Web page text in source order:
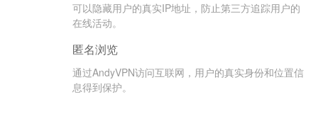
可以隐藏用户的真实IP地址，防止第三方追踪用户的
在线活动。
匿名浏览
通过AndyVPN访问互联网，用户的真实身份和位置信
息得到保护。